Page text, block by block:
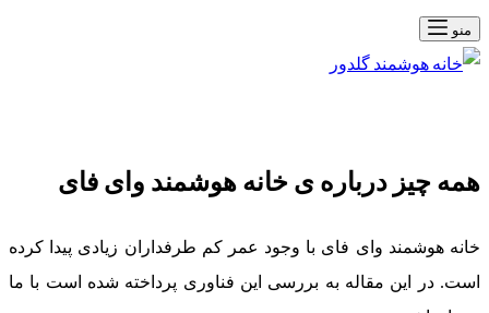
منو
همه چیز درباره ی خانه هوشمند وای فای
خانه هوشمند وای فای با وجود عمر کم طرفداران زیادی پیدا کرده
است. در این مقاله به بررسی این فناوری پرداخته شده است با ما